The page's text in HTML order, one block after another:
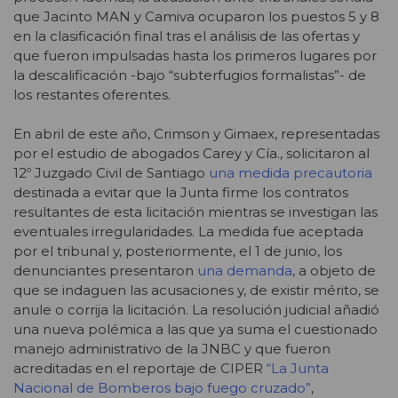
que Jacinto MAN y Camiva ocuparon los puestos 5 y 8
en la clasificación final tras el análisis de las ofertas y
que fueron impulsadas hasta los primeros lugares por
la descalificación -bajo “subterfugios formalistas”- de
los restantes oferentes.
En abril de este año, Crimson y Gimaex, representadas
por el estudio de abogados Carey y Cía., solicitaron al
12º Juzgado Civil de Santiago una medida precautoria
destinada a evitar que la Junta firme los contratos
resultantes de esta licitación mientras se investigan las
eventuales irregularidades. La medida fue aceptada
por el tribunal y, posteriormente, el 1 de junio, los
denunciantes presentaron una demanda, a objeto de
que se indaguen las acusaciones y, de existir mérito, se
anule o corrija la licitación. La resolución judicial añadió
una nueva polémica a las que ya suma el cuestionado
manejo administrativo de la JNBC y que fueron
acreditadas en el reportaje de CIPER “La Junta
Nacional de Bomberos bajo fuego cruzado”,